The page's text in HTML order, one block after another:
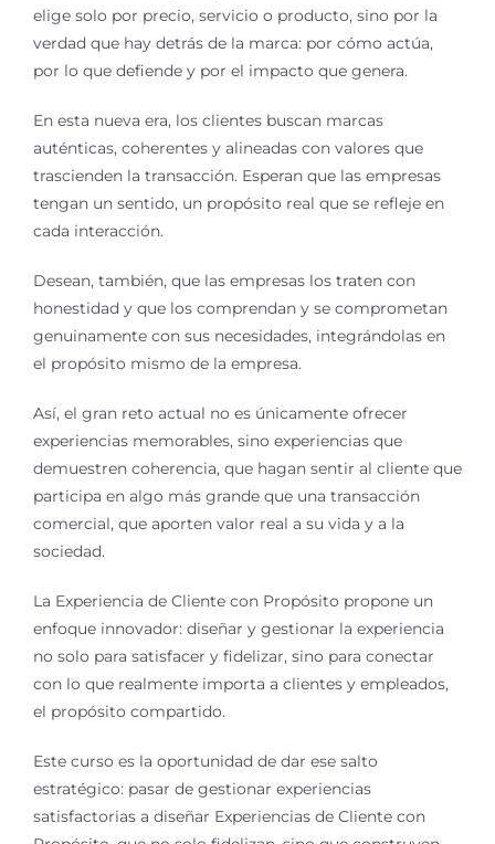
elige solo por precio, servicio o producto, sino por la
verdad que hay detrás de la marca: por cómo actúa,
por lo que defiende y por el impacto que genera.
En esta nueva era, los clientes buscan marcas
auténticas, coherentes y alineadas con valores que
trascienden la transacción. Esperan que las empresas
tengan un sentido, un propósito real que se refleje en
cada interacción.
Desean, también, que las empresas los traten con
honestidad y que los comprendan y se comprometan
genuinamente con sus necesidades, integrándolas en
el propósito mismo de la empresa.
Así, el gran reto actual no es únicamente ofrecer
experiencias memorables, sino experiencias que
demuestren coherencia, que hagan sentir al cliente que
participa en algo más grande que una transacción
comercial, que aporten valor real a su vida y a la
sociedad.
La Experiencia de Cliente con Propósito propone un
enfoque innovador: diseñar y gestionar la experiencia
no solo para satisfacer y fidelizar, sino para conectar
con lo que realmente importa a clientes y empleados,
el propósito compartido.
Este curso es la oportunidad de dar ese salto
estratégico: pasar de gestionar experiencias
satisfactorias a diseñar Experiencias de Cliente con